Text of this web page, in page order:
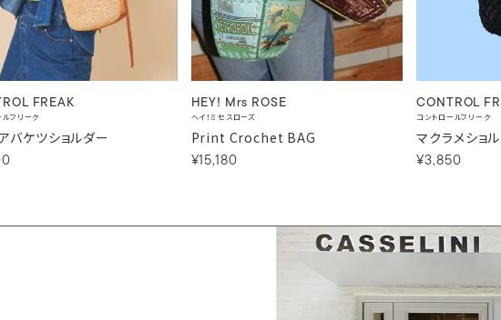
FREAK
ルフリーク
バケツショルダー
HEY! Mrs ROSE
ヘイ！ミセスローズ
Print Crochet BAG
¥15,180
CONTROL
コントロールフリーク
マクラメショ
¥3,850